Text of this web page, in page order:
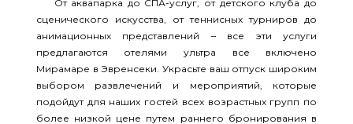
От аквапарка до СПА-услуг, от детского клуба до
сценического искусства, от теннисных турниров до
анимационных представлений – все эти услуги
предлагаются отелями ультра все включено
Мирамаре в Эвренсеки. Украсьте ваш отпуск широким
выбором развлечений и мероприятий, которые
подойдут для наших гостей всех возрастных групп по
более низкой цене путем раннего бронирования в